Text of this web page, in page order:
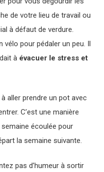
de votre lieu de travail ou
à défaut de verdure.
pour pédaler un peu. Il
à évacuer le stress et
aller prendre un pot avec
C’est une manière
écoulée pour
la semaine suivante.
pas d’humeur à sortir